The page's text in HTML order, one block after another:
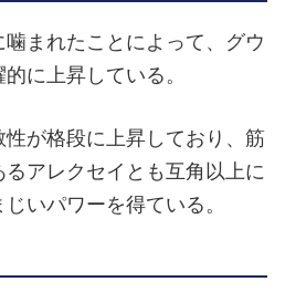
まれたことによって、グウ
に上昇している。
が格段に上昇しており、筋
アレクセイとも互角以上に
いパワーを得ている。